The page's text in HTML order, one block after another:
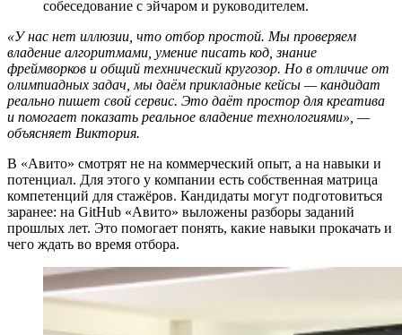
собеседование с эйчаром и руководителем.
«У нас нет иллюзии, что отбор простой. Мы проверяем
владение алгоритмами, умение писать код, знание
фреймворков и общий технический кругозор. Но в отличие от
олимпиадных задач, мы даём прикладные кейсы — кандидат
реально пишет свой сервис. Это даёт простор для креатива
и помогает показать реальное владение технологиями», —
объясняет Виктория.
В «Авито» смотрят не на коммерческий опыт, а на навыки и
потенциал. Для этого у компании есть собственная матрица
компетенций для стажёров. Кандидаты могут подготовиться
заранее: на GitHub «Авито» выложены разборы заданий
прошлых лет. Это помогает понять, какие навыки прокачать и
чего ждать во время отбора.